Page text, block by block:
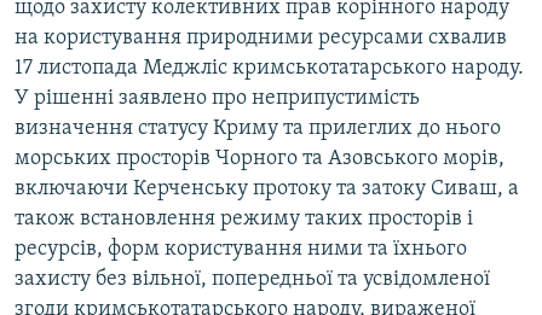
щодо захисту колективних прав корінного народу
на користування природними ресурсами схвалив
17 листопада Меджліс кримськотатарського народу.
У рішенні заявлено про неприпустимість
визначення статусу Криму та прилеглих до нього
морських просторів Чорного та Азовського морів,
включаючи Керченську протоку та затоку Сиваш, а
також встановлення режиму таких просторів і
ресурсів, форм користування ними та їхнього
захисту без вільної, попередньої та усвідомленої
згоди кримськотатарського народу, вираженої